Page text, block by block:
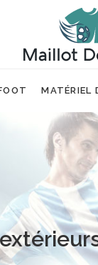
MATÉRIEL